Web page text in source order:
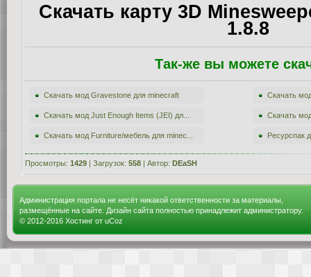
Скачать карту 3D
1.8.8
Так-же вы можете
Скачать мод Gravestone для minecraft Скачать
Скачать мод Just Enough Items (JEI) дл... Скачать
Скачать мод Furniture/мебель для minec... Ресурспак
Просмотры: 1429 | Загрузок: 558 | Автор: DEaSH
Администрация портала не несёт никакой ответственности за материалы,
размещённые на сайте. Дизайн сайта полностью принадлежит администратору.
© 2012-2016 Хостинг от uCoz